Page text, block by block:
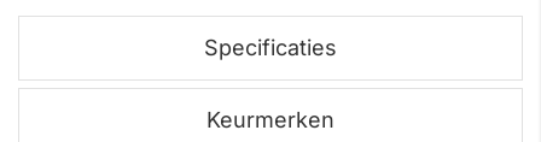
Specificaties
Keurmerken